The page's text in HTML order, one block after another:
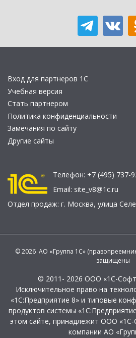
Вход для партнеров 1С
Учебная версия
Стать партнером
Политика конфиденциальности
Замечания по сайту
Другие сайты
Телефон: +7 (495) 737-
Email: site_v8@1c.ru
Отдел продаж: г. Москва, улица
© 2026 АО «Группа 1С»
защищены
© 2011- 2026 ООО «1С-
Исключительное право на
«1С:Предприятие 8» и типовые
продуктов системы
этом сайте, принадлежит ООО «1С-
компании АО